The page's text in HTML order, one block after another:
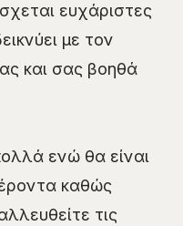
ευχάριστες
με τον
και σας βοηθά
ενώ θα είναι
καθώς
τις